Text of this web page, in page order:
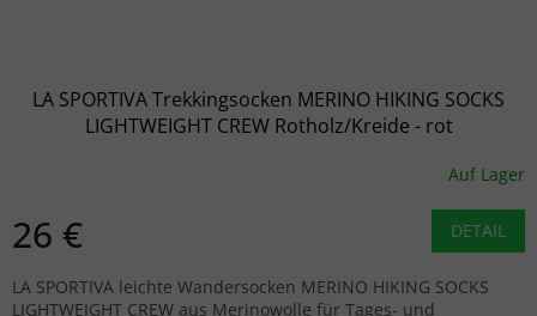
LA SPORTIVA Trekkingsocken MERINO HIKING SOCKS
LIGHTWEIGHT CREW Rotholz/Kreide - rot
Auf Lager
26 € DETAIL
LA SPORTIVA leichte Wandersocken MERINO HIKING SOCKS
LIGHTWEIGHT CREW aus Merinowolle für Tages- und